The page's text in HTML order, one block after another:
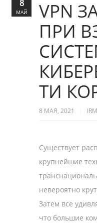
VPN
ПРИ
ТИ
8 МАЯ, 2021
Существует
крупнейшие
невероятно
Затем все
что большие
8
МАЙ